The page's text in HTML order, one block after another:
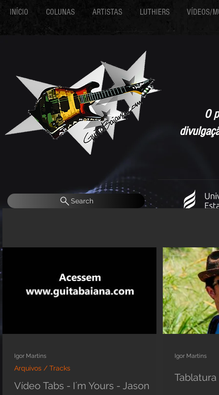
INÍCIO COLUNAS ARTISTAS LUTHIERS VÍDEOS/
O
Search
Vídeo Tabs - I´m Yours - Jason
Arquivos / Tracks
Igor Martins
Tablatura
Igor Martins